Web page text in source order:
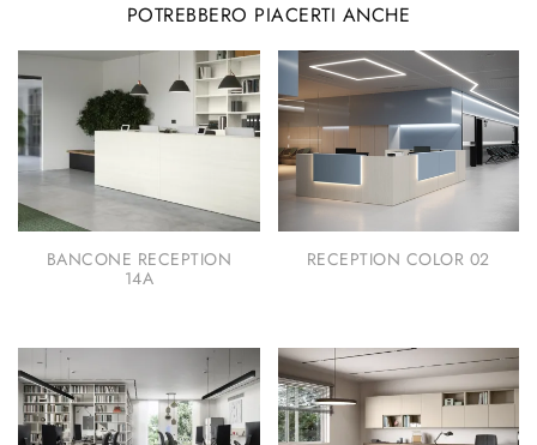
POTREBBERO PIACERTI ANCHE
BANCONE RECEPTION
14A
RECEPTION COLOR 02